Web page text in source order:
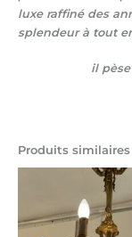
luxe raffiné des
splendeur à tout
il
Produits similaires